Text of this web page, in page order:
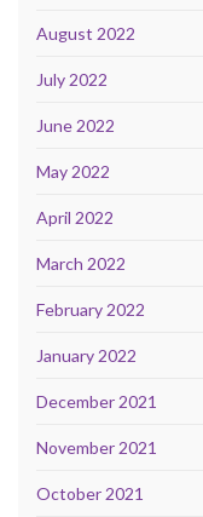
August 2022
July 2022
June 2022
May 2022
April 2022
March 2022
February 2022
January 2022
December 2021
November 2021
October 2021